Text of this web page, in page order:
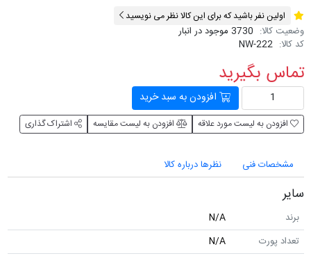
اولین نفر باشید که برای این کالا نظر می نویسید
وضعیت کالا: 3730 موجود در انبار
کد کالا: NW-222
تماس بگیرید
افزودن به سبد خرید
افزودن به لیست مورد علاقه افزودن به لیست مقایسه اشتراک گذاری
مشخصات فنی نظرها درباره کالا
سایر
برند
N/A
تعداد پورت
N/A